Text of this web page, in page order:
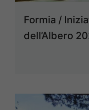
Formia /
dell’Albero